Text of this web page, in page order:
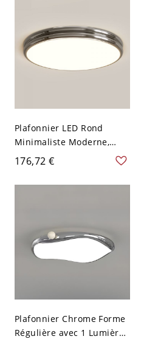
Plafonnier LED Rond
Minimaliste Moderne,
Lampe Acrylique
Multicolore Sans
Scintillement et Dimmable
niveaux
176,72 €
Plafonnier Chrome Forme
Régulière avec 1 Lumière,